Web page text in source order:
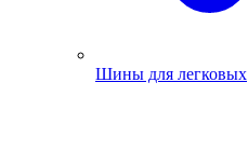
Шины для легковых